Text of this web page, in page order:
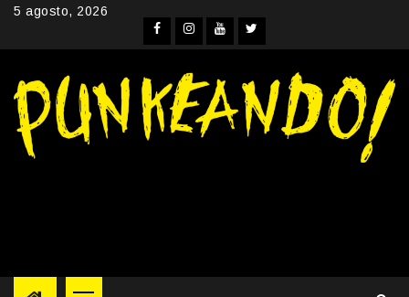
Skip5 agosto, 2026
Facebook
Instagram
YouTube
Twitter